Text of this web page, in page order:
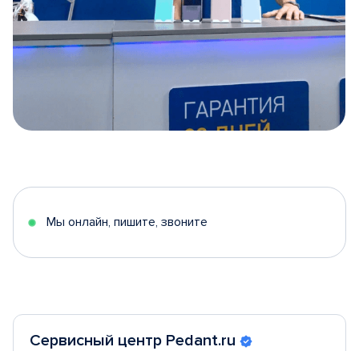
5
Мы онлайн, пишите, звоните
Сервисный центр Pedant.ru